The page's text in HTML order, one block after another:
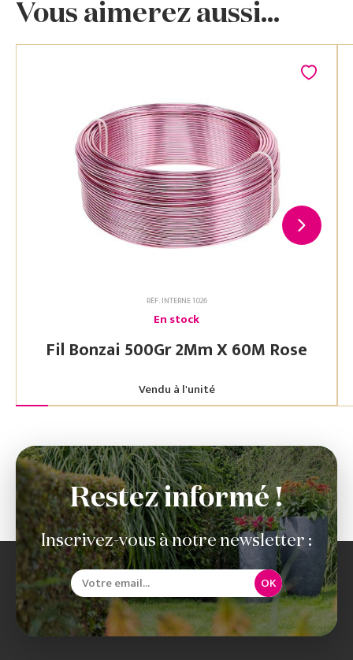
Vous aimerez aussi...
RÉF. INTERNE 1026
En stock
Fil Bonzai 500Gr 2Mm X 60M Rose
Vendu à l'unité
Restez informé !
Inscrivez-vous à notre newsletter :
OK